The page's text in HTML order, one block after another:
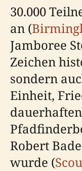
30.000
an (
Jamboree
Zeichen
sondern
Einheit,
Robert
wurde (